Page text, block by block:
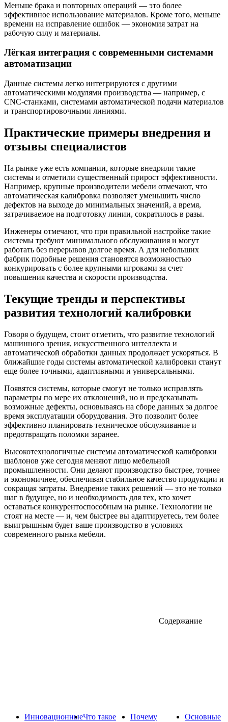
Меньше брака и повторных операций — это более
эффективное использование материалов. Кроме того, меньше
времени на исправление ошибок — экономия затрат на
рабочую силу и материалы.
Лёгкая интеграция с современными системами
автоматизации
Данные системы легко интегрируются с другими
автоматическими модулями производства — например, с
CNC-станками, системами автоматической подачи материалов
и транспортировочными линиями.
Практические примеры внедрения и
отзывы специалистов
На рынке уже есть компании, которые внедрили такие
системы и отметили существенный прирост эффективности.
Например, крупные производители мебели отмечают, что
автоматическая калибровка позволяет уменьшить число
дефектов на выходе до минимальных значений, а время,
затрачиваемое на подготовку линии, сократилось в разы.
Инженеры отмечают, что при правильной настройке такие
системы требуют минимального обслуживания и могут
работать без перерывов долгое время. А для небольших
фабрик подобные решения становятся возможностью
конкурировать с более крупными игроками за счет
повышения качества и скорости производства.
Текущие тренды и перспективы
развития технологий калибровки
Говоря о будущем, стоит отметить, что развитие технологий
машинного зрения, искусственного интеллекта и
автоматической обработки данных продолжает ускоряться. В
ближайшие годы системы автоматической калибровки станут
еще более точными, адаптивными и универсальными.
Появятся системы, которые смогут не только исправлять
параметры по мере их отклонений, но и предсказывать
возможные дефекты, основываясь на сборе данных за долгое
время эксплуатации оборудования. Это позволит более
эффективно планировать техническое обслуживание и
предотвращать поломки заранее.
Высокотехнологичные системы автоматической калибровки
шаблонов уже сегодня меняют лицо мебельной
промышленности. Они делают производство быстрее, точнее
и экономичнее, обеспечивая стабильное качество продукции и
сокращая затраты. Внедрение таких решений — это не только
шаг в будущее, но и необходимость для тех, кто хочет
оставаться конкурентоспособным на рынке. Технологии не
стоят на месте — и, чем быстрее вы адаптируетесь, тем более
выигрышным будет ваше производство в условиях
современного рынка мебели.
Содержание
ИнновационныеЧто такое
Почему
Основные